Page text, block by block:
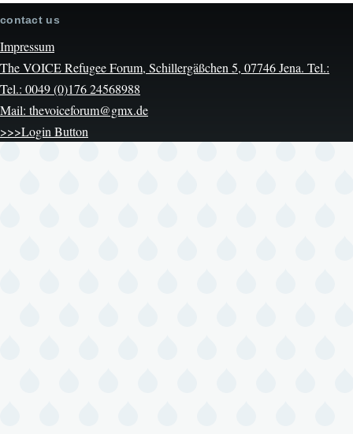
contact us
Impressum
The VOICE Refugee Forum, Schillergäßchen 5, 07746 Jena. Tel.:
Tel.: 0049 (0)176 24568988
Mail: thevoiceforum@gmx.de
>>>Login Button